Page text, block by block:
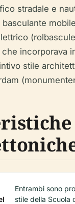
stradale e
che incorporava
stile
Entrambi sono
stile della Scuola